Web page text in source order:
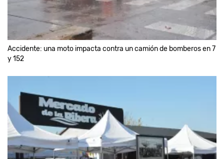
Accidente: una moto impacta contra un camión de bomberos en 7
y 152